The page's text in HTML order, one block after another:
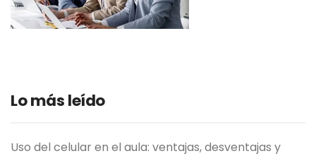
Lo más leído
Uso del celular en el aula: ventajas, desventajas y